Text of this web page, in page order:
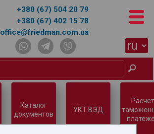
+380 (67) 504 20 79
+380 (67) 402 15 78
office@friedman.com.ua
Каталог
документов
УКТ ВЭД
Расчет